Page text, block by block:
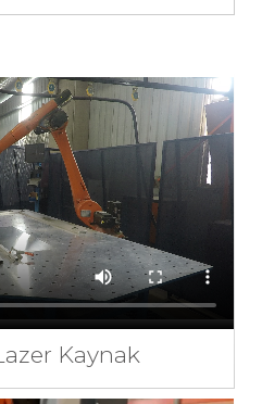
Kaynak